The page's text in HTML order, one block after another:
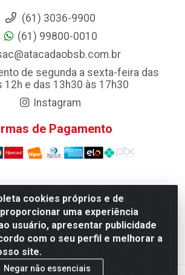
cookies próprios e de
uma experiência
usuário, apresentar publicidade
com o seu perfil e melhorar a
site.
Negar não essenciais
(61) 3036-9900
(61) 99800-0010
de segunda a sexta-feira das
12h e das 13h30 às 17h30
Instagram
de Pagamento
F. Pereira Queiroz Comercio e
- Quadra Qi 10 Lotes 39 e, 41 - Setor
Brasília/DF - CEP 72.135-100 -
CNPJ 13.184.675/0001-80